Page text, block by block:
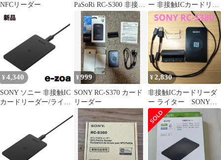
NFCリーダー
PaSoRi RC-S300 非接触
ICカードリーダー
ー 非接触ICカードリー
ダーライター USB-A接
続 PaSoRi（パソリ）
[マイナンバーカード対
応] RC-S300 未使用 送
料無料
¥ 4,340
SONY ソニー 非接触IC
カードリーダー/ライタ
¥999
SONY RC-S370 カード
リーダー
¥2,830
非接触ICカードリーダ
ー ライター SONY
RC-S380 パソリ 送料無
料